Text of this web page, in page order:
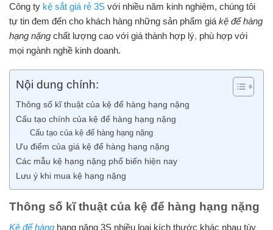
Công ty kệ sắt giá rẻ 3S với nhiều năm kinh nghiệm, chúng tôi
tự tin đem đến cho khách hàng những sản phẩm giá kệ để hàng
hạng nặng chất lượng cao với giá thành hợp lý, phù hợp với
mọi ngành nghề kinh doanh.
Nội dung chính:
Thông số kĩ thuật của kệ để hàng hạng nặng
Cấu tạo chính của kệ để hàng hạng nặng
Cấu tạo của kệ để hàng hạng nặng
Ưu điểm của giá kệ để hàng hạng nặng
Các mẫu kệ hạng nặng phổ biến hiện nay
Lưu ý khi mua kệ hạng nặng
Thông số kĩ thuật của kệ để hàng hạng nặng
Kệ để hàng hạng nặng 3S nhiều loại kích thước khác nhau tùy